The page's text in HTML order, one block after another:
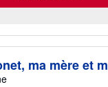
ma mère et